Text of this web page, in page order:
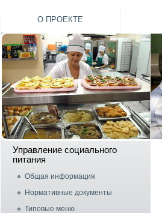
О ПРОЕКТЕ
Управление социального
питания
Общая информация
Нормативные документы
Типовые меню